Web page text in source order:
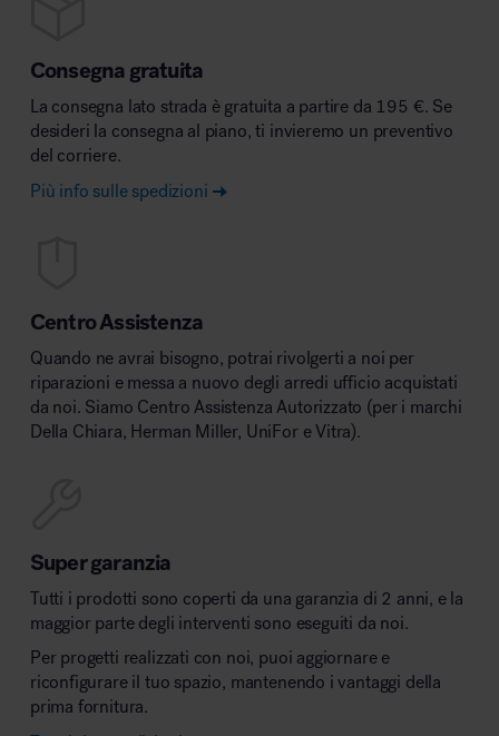
Consegna gratuita
La consegna lato strada è gratuita a partire da 195 €. Se
desideri la consegna al piano, ti invieremo un preventivo
del corriere.
Più info sulle spedizioni
Centro Assistenza
Quando ne avrai bisogno, potrai rivolgerti a noi per
riparazioni e messa a nuovo degli arredi ufficio acquistati
da noi. Siamo Centro Assistenza Autorizzato (per i marchi
Della Chiara, Herman Miller, UniFor e Vitra).
Super garanzia
Tutti i prodotti sono coperti da una garanzia di 2 anni, e la
maggior parte degli interventi sono eseguiti da noi.
Per progetti realizzati con noi, puoi aggiornare e
riconfigurare il tuo spazio, mantenendo i vantaggi della
prima fornitura.